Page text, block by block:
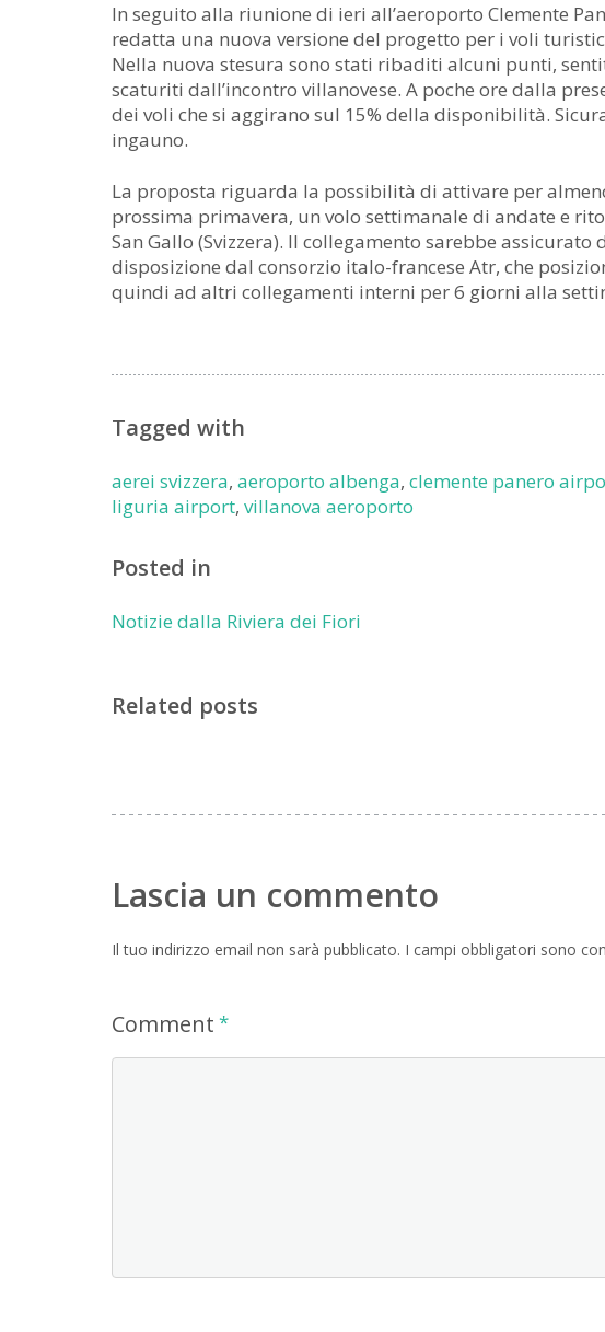
In seguito alla riunione di ieri all’aeroporto Clemente
redatta una nuova versione del progetto per i voli
Nella nuova stesura sono stati ribaditi alcuni punti,
scaturiti dall’incontro villanovese. A poche ore dalla
dei voli che si aggirano sul 15% della disponibilità.
ingauno.
La proposta riguarda la possibilità di attivare per
prossima primavera, un volo settimanale di andate e
San Gallo (Svizzera). Il collegamento sarebbe assicurato
disposizione dal consorzio italo-francese Atr, che
quindi ad altri collegamenti interni per 6 giorni alla
Tagged with
aerei svizzera, aeroporto albenga, clemente panero
liguria airport, villanova aeroporto
Posted in
Notizie dalla Riviera dei Fiori
Related posts
Lascia un commento
Il tuo indirizzo email non sarà pubblicato. I campi obbligatori sono
Comment *